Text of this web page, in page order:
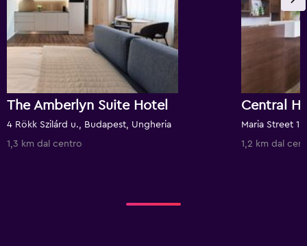
The Amberlyn Suite Hotel
4 Rökk Szilárd u., Budapest, Ungheria
1,3 km dal centro
Central
Maria Street
1,2 km dal